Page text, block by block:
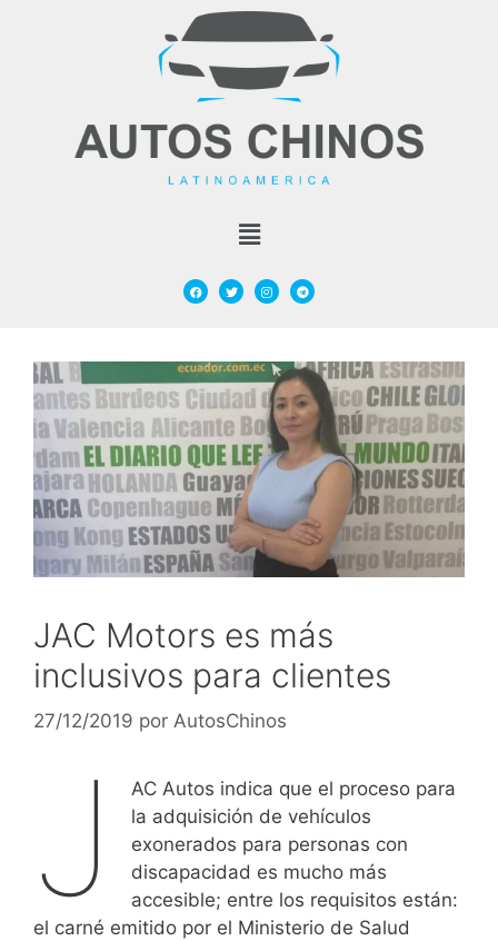
JAC Motors es más
inclusivos para clientes
27/12/2019 por AutosChinos
J
AC Autos indica que el proceso para
la adquisición de vehículos
exonerados para personas con
discapacidad es mucho más
accesible; entre los requisitos están:
el carné emitido por el Ministerio de Salud